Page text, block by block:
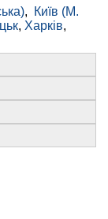
,
Київ (М.
, Харків,